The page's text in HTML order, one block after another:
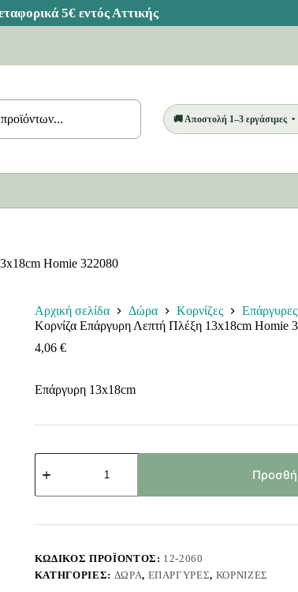
🚚 Αποστολή 1–3 εργάσιμες
Homie 322080
Αρχική σελίδα Δώρα Κορνίζες
Επάργυρες
Κορνίζα Επάργυρη Λεπτή Πλέξη 13x18cm Homie
4,06 €
Επάργυρη 13x18cm
Κορνίζα
Επάργυρη
Πλέξη
Homie
ποσότητα
ΚΩΔΙΚΌΣ ΠΡΟΪΌΝΤΟΣ: 12-2060
ΚΑΤΗΓΟΡΊΕΣ: ΔΏΡΑ, ΕΠΆΡΓΥΡΕΣ, ΚΟΡΝΊΖΕΣ